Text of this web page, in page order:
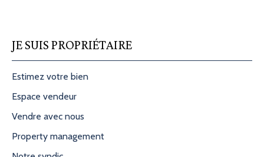
JE SUIS PROPRIÉTAIRE
Estimez votre bien
Espace vendeur
Vendre avec nous
Property management